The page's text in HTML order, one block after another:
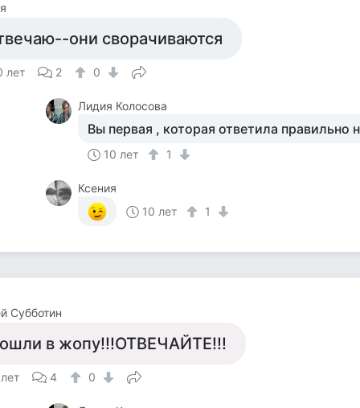
они сворачиваются
лет 2 0
Лидия Колосова
Вы первая , которая ответила правильно
10 лет 1
Ксения
10 лет
1
Субботин
в жопу!!!ОТВЕЧАЙТЕ!!!
4 0